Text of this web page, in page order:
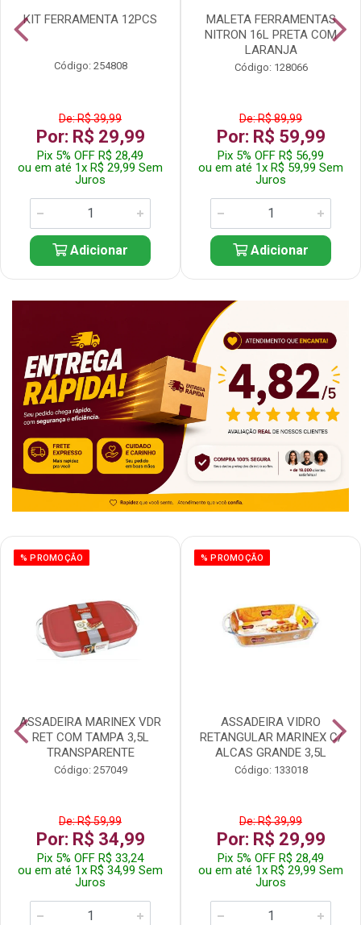
KIT FERRAMENTA 12PCS
Código: 254808
De: R$ 39,99
Por: R$ 29,99
Pix 5% OFF R$ 28,49
ou em até 1x R$ 29,99 Sem
Juros
Adicionar
MALETA FERRAMENTAS
NITRON 16L PRETA COM
LARANJA
Código: 128066
De: R$ 89,99
Por: R$ 59,99
Pix 5% OFF R$ 56,99
ou em até 1x R$ 59,99 Sem
Juros
Adicionar
% PROMOÇÃO
ASSADEIRA MARINEX VDR
RET COM TAMPA 3,5L
TRANSPARENTE
Código: 257049
De: R$ 59,99
Por: R$ 34,99
Pix 5% OFF R$ 33,24
ou em até 1x R$ 34,99 Sem
Juros
% PROMOÇÃO
ASSADEIRA VIDRO
RETANGULAR MARINEX C/
ALCAS GRANDE 3,5L
Código: 133018
De: R$ 39,99
Por: R$ 29,99
Pix 5% OFF R$ 28,49
ou em até 1x R$ 29,99 Sem
Juros